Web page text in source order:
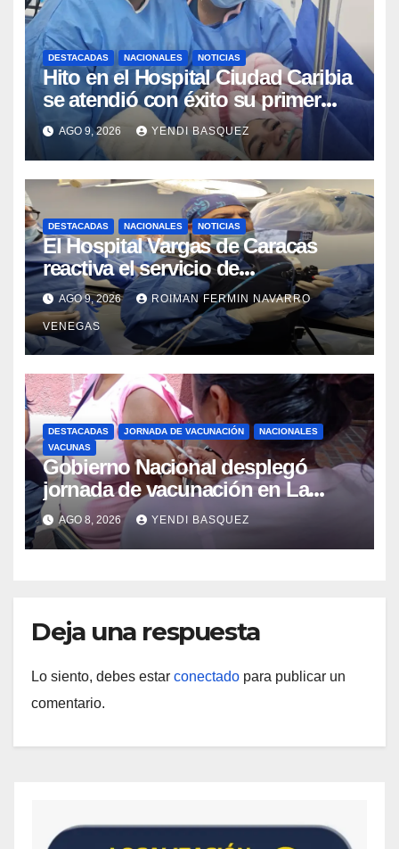
DESTACADAS NACIONALES NOTICIAS
Hito en el Hospital Ciudad Caribia
se atendió con éxito su primer
parto gemelar
AGO 9, 2026 YENDI BASQUEZ
DESTACADAS NACIONALES NOTICIAS
El Hospital Vargas de Caracas
reactiva el servicio de
Colangiopancreatografía
Retrógrada Endoscópica para
beneficiar a cientos de pacientes
AGO 9, 2026 ROIMAN FERMIN NAVARRO
VENEGAS
DESTACADAS JORNADA DE VACUNACIÓN
NACIONALES
VACUNAS
Gobierno Nacional desplegó
jornada de vacunación en La
Guaira para garantizar protección
epidemiológica
AGO 8, 2026 YENDI BASQUEZ
Deja una respuesta
Lo siento, debes estar conectado para publicar un
comentario.